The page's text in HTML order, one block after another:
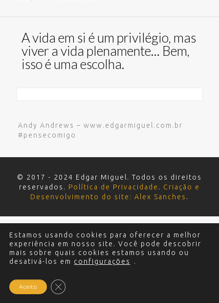
A vida em si é um privilégio, mas
viver a vida plenamente… Bem,
isso é uma escolha.
Andy Andrews – www.edgarmiguel.com.br
#pensecomigo
© 2017 - 2024 Edgar Miguel. Todos os direitos
reservados. Política de Privacidade . Criação e
Desenvolvimento do site: Alex Sanches .
Estamos usando cookies para oferecer a melhor
experiência em nosso site. Você pode descobrir
mais sobre quais cookies estamos usando ou
desativá-los em configurações .
Aceito Close GDPR Cookie Banner